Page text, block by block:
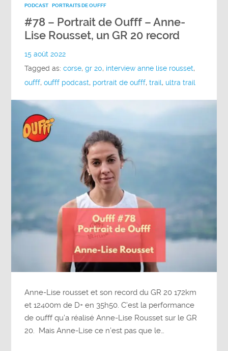
PODCAST PORTRAITS DE OUFFF
#78 – Portrait de Oufff – Anne-
Lise Rousset, un GR 20 record
15 août 2022
Tagged as:corse,gr 20, interview anne lise rousset,
oufff,oufff podcast, portrait de oufff,trail, ultra trail
Anne-Lise rousset et son record du GR 20 172km
et 12400m de D+ en 35h50. C’est la performance
de oufff qu’a réalisé Anne-Lise Rousset sur le GR
20. Mais Anne-Lise ce n’est pas que le…